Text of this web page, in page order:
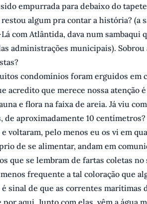
empurrada para debaixo do
algum pra contar a história? (a
com Atlântida, dava num sambaqui
administrações municipais). Sobrou
condomínios foram erguidos em
acredito que merece nossa atenção
e flora na faixa de areia. Já viu
de aproximadamente 10
voltaram, pelo menos eu os vi em
de se alimentar, andam em
que se lembram de fartas coletas no
frequente a tal coloração que
é sinal de que as correntes marítimas
aqui. Junto com elas, vêm a água